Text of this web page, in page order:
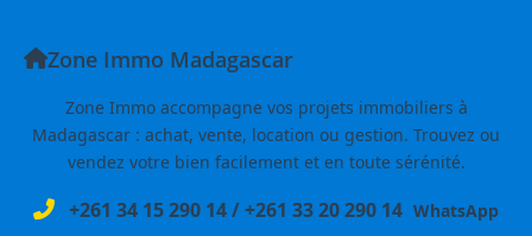
Zone Immo Madagascar
Zone Immo accompagne vos projets immobiliers à
Madagascar : achat, vente, location ou gestion. Trouvez ou
vendez votre bien facilement et en toute sérénité.
+261 34 15 290 14/+261 33 20 290 14 WhatsApp